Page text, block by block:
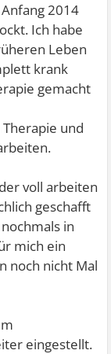
2014
Ich habe
Leben
krank
gemacht
und
voll arbeiten
geschafft
in
mich ein
noch nicht Mal
eingestellt.